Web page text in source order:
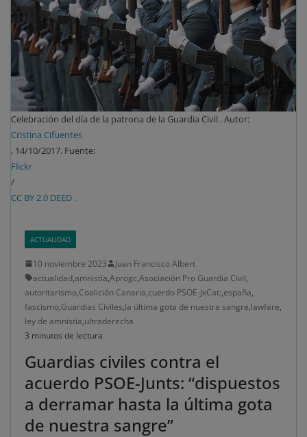
Celebración del día de la patrona de la Guardia Civil . Autor:
Cristina Cifuentes
, 14/10/2017. Fuente:
Flickr
/
CC BY 2.0 DEED .
ACTUALIDAD
10 noviembre 2023
Juan Francisco Albert
actualidad,amnistía,Aprogc,Asociación Pro Guardia Civil,
autoritarismo,Coalición Canaria,cuerdo PSOE-JxCat:,españa,
fascismo,Guardias Civiles,la última gota de nuestra sangre,lawfare,
ley de amnistía,ultraderecha
3 minutos de lectura
Guardias civiles contra el
acuerdo PSOE-Junts: “dispuestos
a derramar hasta la última gota
de nuestra sangre”